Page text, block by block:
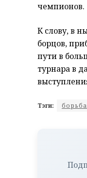
чемпионов.
К слову, в
борцов,
пути в
турнара в
Тэги: борьба